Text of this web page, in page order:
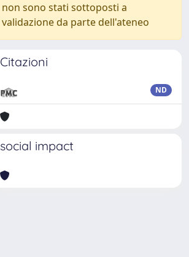
non sono stati sottoposti a
validazione da parte dell'ateneo
Citazioni
ND
social impact